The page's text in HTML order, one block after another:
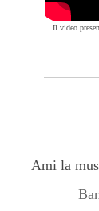
Il video
Ami la